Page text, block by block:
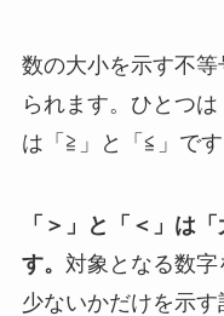
数の大小を示す不
られます。ひとつ
は「≧」と「≦」です
「＞」と「＜」は
す。 対象となる数
少ないかだけを示